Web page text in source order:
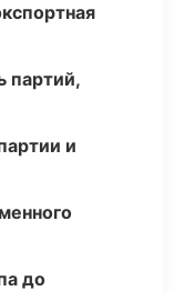
партий,
и
до